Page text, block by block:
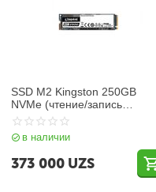
SSD M2 Kingston 250GB
NVMe (чтение/запись
3000/1300 МБ/с
SNV2S/250G)
в наличии
373 000 UZS